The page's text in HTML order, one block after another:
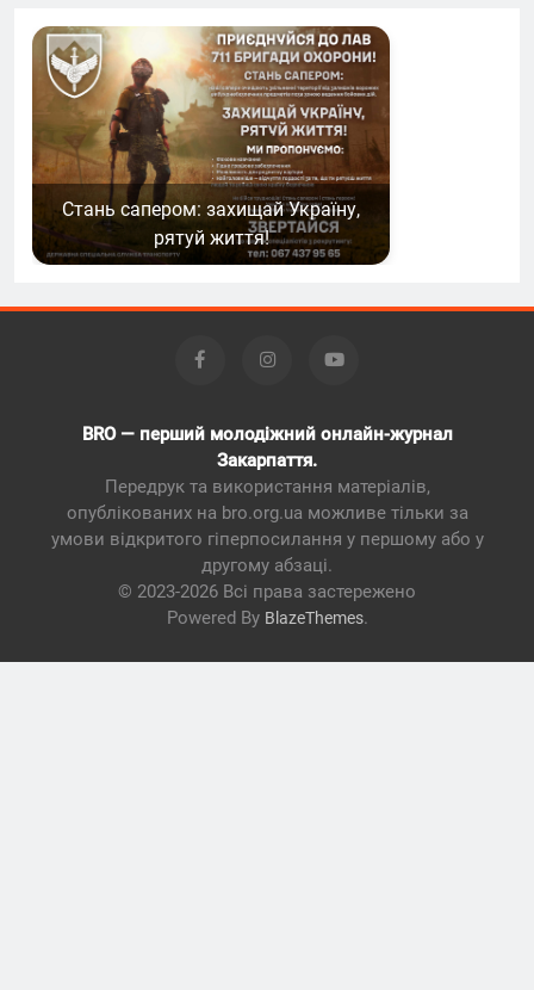
Стань сапером: захищай Україну,
рятуй життя!
BRO — перший молодіжний онлайн-журнал
Закарпаття.
Передрук та використання матеріалів,
опублікованих на bro.org.ua можливе тільки за
умови відкритого гіперпосилання у першому або у
другому абзаці.
© 2023-2026 Всі права застережено
Powered By BlazeThemes.